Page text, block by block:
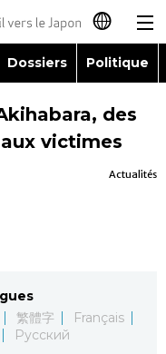
日本語
English
Русский
Dossiers Politique
des
victimes
Actualités
繁體字
Français
Русский